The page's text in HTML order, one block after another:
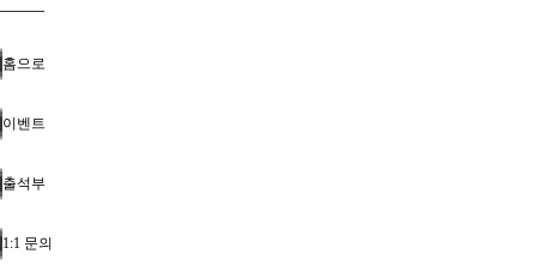
홈으로
이벤트
출석부
1:1 문의